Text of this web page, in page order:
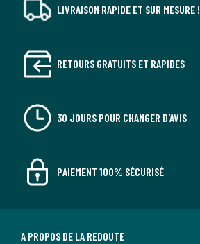
LIVRAISON RAPIDE ET SUR MESURE !
RETOURS GRATUITS ET RAPIDES
30 JOURS POUR CHANGER D'AVIS
PAIEMENT 100% SÉCURISÉ
A PROPOS DE LA REDOUTE